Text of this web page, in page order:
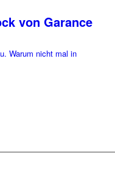
von Garance
Warum nicht mal in